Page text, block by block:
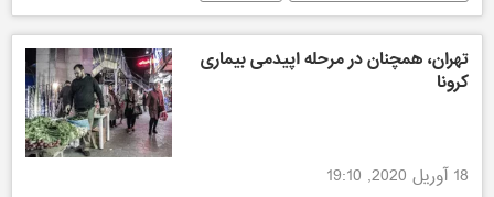
تهران، همچنان در مرحله اپیدمی بیماری
کرونا
18 آوریل 2020, 19:10